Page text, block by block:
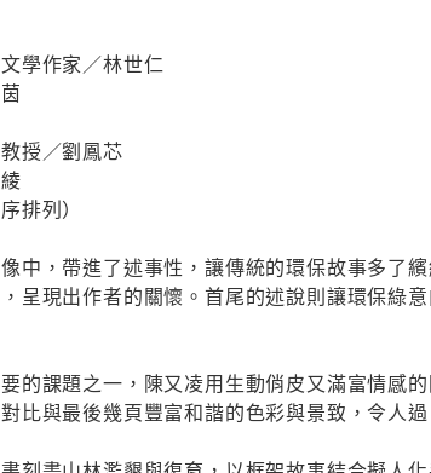
學作家／林世仁
授／劉鳳芯
排列）
像中，帶進了述事性，讓傳統的環保故事多
呈現出作者的關懷。首尾的述說則讓環保
要的課題之一，陳又凌用生動俏皮又滿富情
比與最後幾頁豐富和諧的色彩與景致，令